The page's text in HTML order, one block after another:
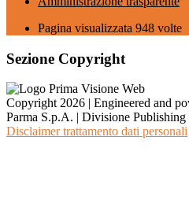
Pagina visualizzata 948 volte
Sezione Copyright
Copyright 2026 | Engineered and
Parma S.p.A. | Divisione
Disclaimer trattamento dati personali